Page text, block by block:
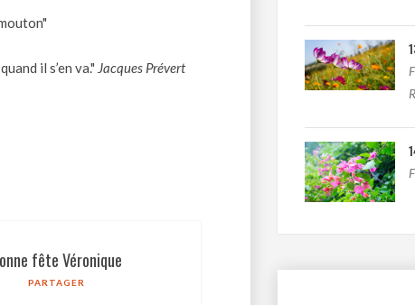
il s’en va." Jacques Prévert
fête Véronique
PARTAGER